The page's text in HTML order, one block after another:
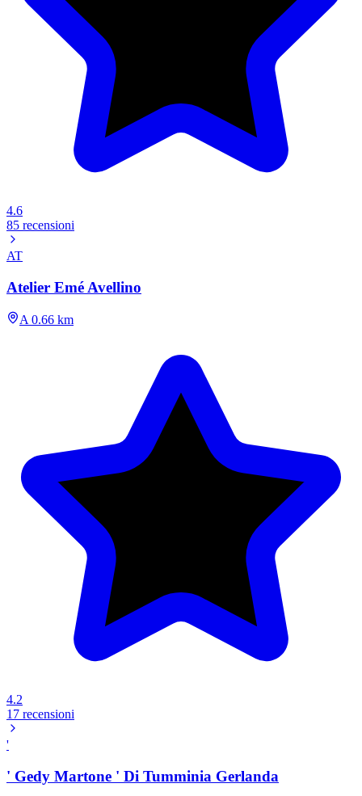
4.6
85 recensioni
AT
Atelier Emé Avellino
A 0.66 km
4.2
17 recensioni
'
' Gedy Martone ' Di Tumminia Gerlanda